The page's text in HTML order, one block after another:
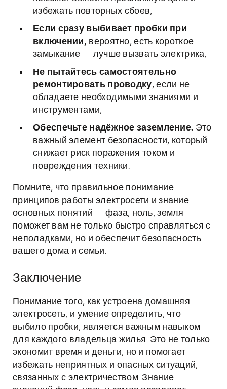
избежать повторных сбоев;
Если сразу выбивает пробки при
включении, вероятно, есть короткое
замыкание — лучше вызвать электрика;
Не пытайтесь самостоятельно
ремонтировать проводку, если не
обладаете необходимыми знаниями и
инструментами;
Обеспечьте надёжное заземление. Это
важный элемент безопасности, который
снижает риск поражения током и
повреждения техники.
Помните, что правильное понимание
принципов работы электросети и знание
основных понятий — фаза, ноль, земля —
поможет вам не только быстро справляться с
неполадками, но и обеспечит безопасность
вашего дома и семьи.
Заключение
Понимание того, как устроена домашняя
электросеть, и умение определить, что
выбило пробки, является важным навыком
для каждого владельца жилья. Это не только
экономит время и деньги, но и помогает
избежать неприятных и опасных ситуаций,
связанных с электричеством. Знание